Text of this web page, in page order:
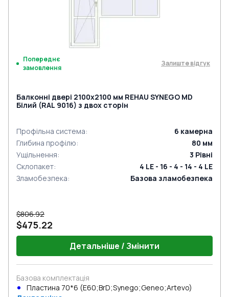
Попереднє
замовлення
Залиште відгук
Балконні двері 2100x2100 мм REHAU SYNEGO MD
Білий (RAL 9016) з двох сторін
Профільна система: 6 камерна
Глибина профілю: 80 мм
Ущільнення: 3 Рівні
Склопакет:
4 LE - 16 - 4 - 14 - 4 LE
Зламобезпека: Базова зламобезпека
$806.92
$475.22
Детальніше / Змінити
Базова комплектація
Пластина 70*6 (E60;BrD;Synego;Geneo;Artevo)